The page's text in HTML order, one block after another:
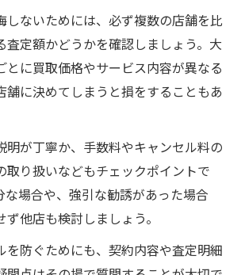
しないためには、必ず複数の店舗を比
査定額かどうかを確認しましょう。大
とに買取価格やサービス内容が異なる
舗に決めてしまうと損をすることもあ
明が丁寧か、手数料やキャンセル料の
取り扱いなどもチェックポイントで
な場合や、強引な勧誘があった場合
他店も検討しましょう。
を防ぐためにも、契約内容や査定明細